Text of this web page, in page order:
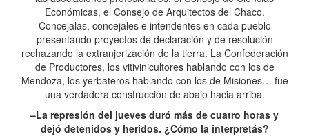
Económicas, el Consejo de Arquitectos del Chaco.
Concejalas, concejales e intendentes en cada pueblo
presentando proyectos de declaración y de resolución
rechazando la extranjerización de la tierra. La Confederación
de Productores, los vitivinicultores hablando con los de
Mendoza, los yerbateros hablando con los de Misiones… fue
una verdadera construcción de abajo hacia arriba.
–La represión del jueves duró más de cuatro horas y
dejó detenidos y heridos. ¿Cómo la interpretás?